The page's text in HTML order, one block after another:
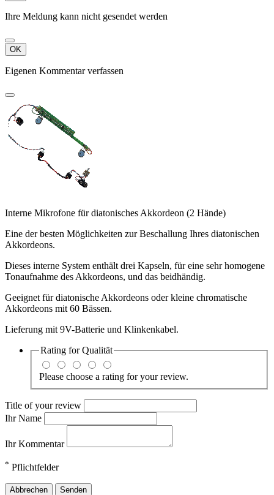
Ihre Meldung kann nicht gesendet werden
OK
Eigenen Kommentar verfassen
Interne Mikrofone für diatonisches Akkordeon (2 Hände)
Eine der besten Möglichkeiten zur Beschallung Ihres diatonischen
Akkordeons.
Dieses interne System enthält drei Kapseln, für eine sehr homogene
Tonaufnahme des Akkordeons, und das beidhändig.
Geeignet für diatonische Akkordeons oder kleine chromatische
Akkordeons mit 60 Bässen.
Lieferung mit 9V-Batterie und Klinkenkabel.
Rating forQualität
Please choose a rating for your review.
Title of your review
Ihr Name
Ihr Kommentar
* Pflichtfelder
Abbrechen Senden